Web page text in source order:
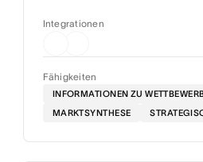
Fähigkeiten
INFORMATIONEN ZU
MARKTSYNTHESE
Integrationen